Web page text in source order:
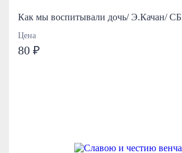
Как мы воспитывали дочь/ Э.Качан/ СБ
Цена
80 ₽